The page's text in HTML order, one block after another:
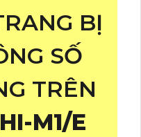
BỊ
SỐ
TRÊN
M1/E